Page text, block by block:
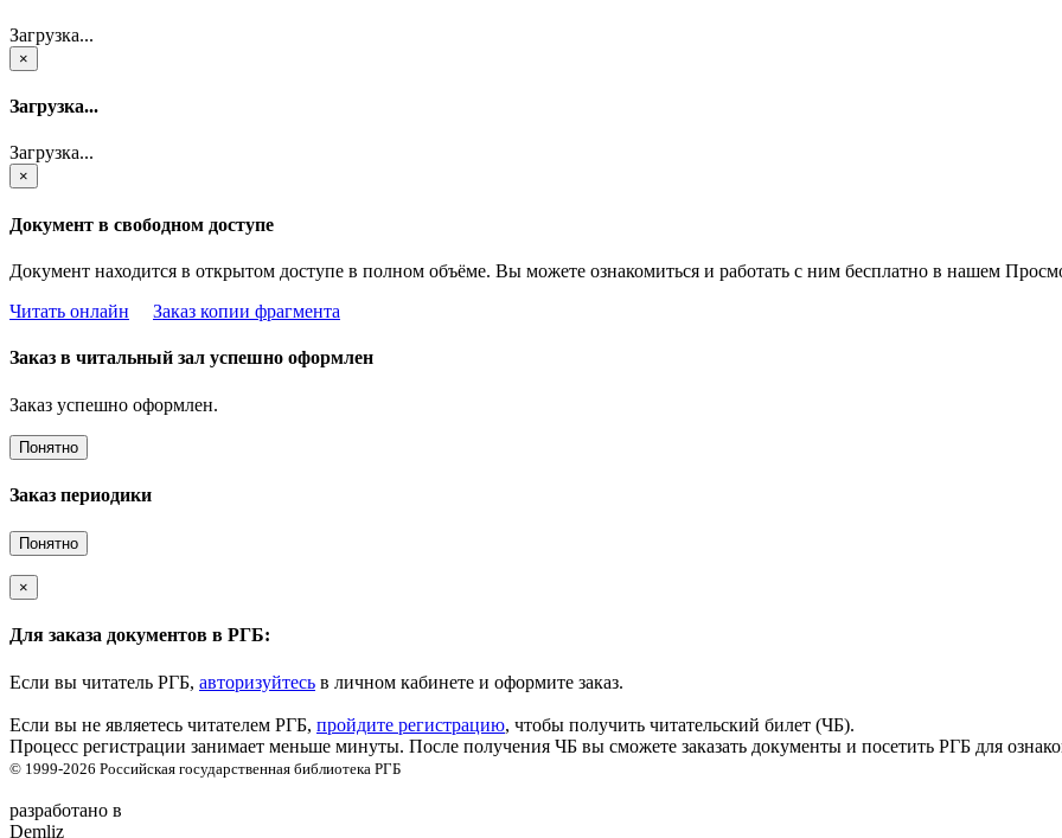
Загрузка...
×
Загрузка...
Загрузка...
×
Документ в свободном доступе
Документ находится в открытом доступе в полном объёме. Вы можете ознакомиться и работать с ним бесплатно в нашем
Читать онлайн
Заказ копии фрагмента
Заказ в читальный зал успешно оформлен
Заказ успешно оформлен.
Понятно
Заказ периодики
Понятно
×
Для заказа документов в РГБ:
Если вы читатель РГБ, авторизуйтесь в личном кабинете и оформите заказ.
Если вы не являетесь читателем РГБ, пройдите регистрацию, чтобы получить читательский билет (ЧБ).
Процесс регистрации занимает меньше минуты. После получения ЧБ вы сможете заказать документы и посетить РГБ для
© 1999-2026 Российская государственная библиотека РГБ
разработано в
Demliz